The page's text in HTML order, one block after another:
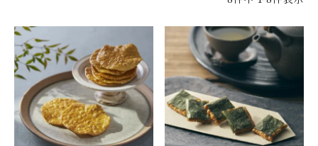
季節の限定商品
贈り物